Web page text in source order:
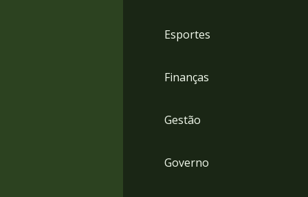
Esportes
Finanças
Gestão
Governo